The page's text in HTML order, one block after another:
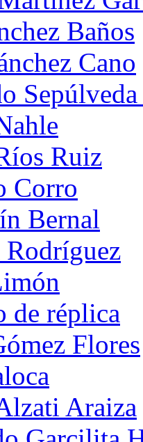
Baños
Cano
Ruiz
Corro
Bernal
de réplica
Flores
Araiza